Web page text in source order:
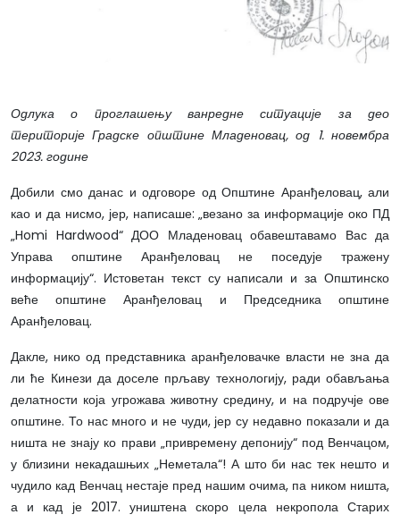
Одлука о проглашењу ванредне ситуације за део
територије Градске општине Младеновац, од 1. новембра
2023. године
Добили смо данас и одговоре од Општине Аранђеловац, али
као и да нисмо, јер, написаше: „везано за информације око ПД
„Homi Hardwood“ ДОО Младеновац обавештавамо Вас да
Управа општине Аранђеловац не поседује тражену
информацију“. Истоветан текст су написали и за Општинско
веће општине Аранђеловац и Председника општине
Аранђеловац.
Дакле, нико од представника аранђеловачке власти не зна да
ли ће Кинези да доселе прљаву технологију, ради обављања
делатности која угрожава животну средину, и на подручје ове
општине. То нас много и не чуди, јер су недавно показали и да
ништа не знају ко прави „привремену депонију“ под Венчацом,
у близини некадашњих „Неметала“! А што би нас тек нешто и
чудило кад Венчац нестаје пред нашим очима, па ником ништа,
а и кад је 2017. уништена скоро цела некропола Старих